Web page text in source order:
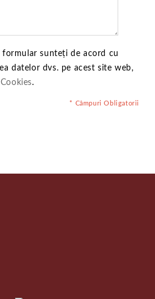
formular sunteți de acord cu
datelor dvs. pe acest site web,
.
* Câmpuri Obligatorii